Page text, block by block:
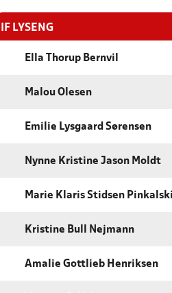
IF LYSENG
Ella Thorup Bernvil
Malou Olesen
Emilie Lysgaard Sørensen
Nynne Kristine Jason Moldt
Marie Klaris Stidsen
Kristine Bull Nejmann
Amalie Gottlieb Henriksen